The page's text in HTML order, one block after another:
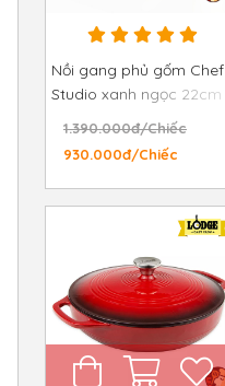
Nồi gang phủ gốm Chef
Studio xanh ngọc 22cm
1.390.000đ/Chiếc
930.000đ/Chiếc